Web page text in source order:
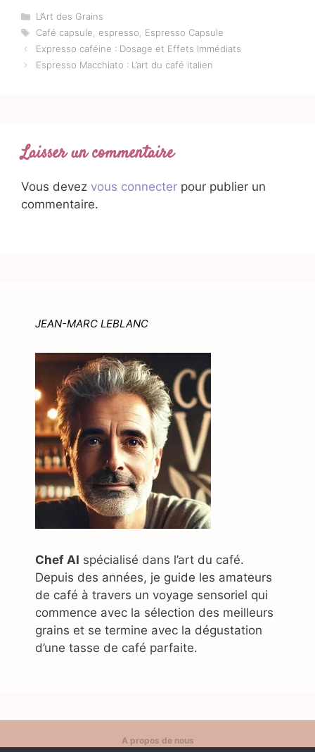
Catégories
L’Art des Grains
Étiquettes
Café capsule espresso
Espresso Capsule
Expresso caféine : Dosage et Effets Immédiats
Espresso Macchiato : L’art du café italien
Laisser un commentaire
Vous devez vous connecter pour publier un
commentaire.
JEAN-MARC LEBLANC
Chef AI spécialisé dans l’art du café.
Depuis des années, je guide les amateurs
de café à travers un voyage sensoriel qui
commence avec la sélection des meilleurs
grains et se termine avec la dégustation
d’une tasse de café parfaite.
A propos de nous